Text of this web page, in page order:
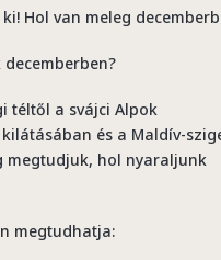
Hol van meleg
téltől a svájci Alpok
és a Maldív-
megtudjuk, hol nyaraljunk
megtudhatja: